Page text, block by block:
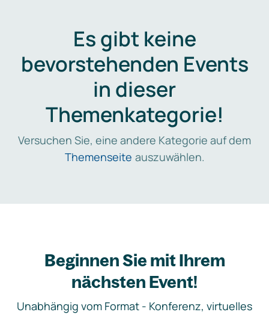
Es gibt keine
bevorstehenden Events
in dieser
Themenkategorie!
Versuchen Sie, eine andere Kategorie auf dem
Themenseite auszuwählen.
Beginnen Sie mit Ihrem
nächsten Event!
Unabhängig vom Format - Konferenz, virtuelles